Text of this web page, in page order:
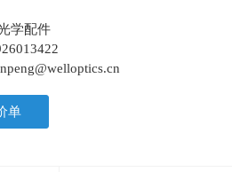
学配件
单